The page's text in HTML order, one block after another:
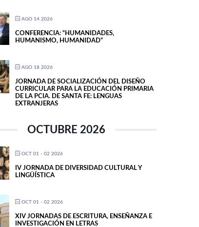
AGO 14 2026
CONFERENCIA: “HUMANIDADES,
HUMANISMO, HUMANIDAD”
AGO 18 2026
JORNADA DE SOCIALIZACIÓN DEL DISEÑO
CURRICULAR PARA LA EDUCACIÓN PRIMARIA
DE LA PCIA. DE SANTA FE: LENGUAS
EXTRANJERAS
OCTUBRE 2026
OCT 01 - 02 2026
IV JORNADA DE DIVERSIDAD CULTURAL Y
LINGÜÍSTICA
OCT 01 - 02 2026
XIV JORNADAS DE ESCRITURA, ENSEÑANZA E
INVESTIGACIÓN EN LETRAS